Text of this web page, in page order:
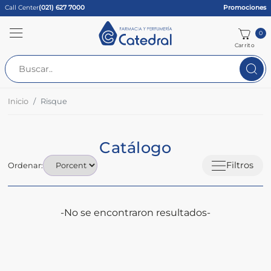
Call Center(021) 627 7000 Promociones
Carrito
0
Inicio Risque
Catálogo
Filtros
Ordenar:
-No se encontraron resultados-